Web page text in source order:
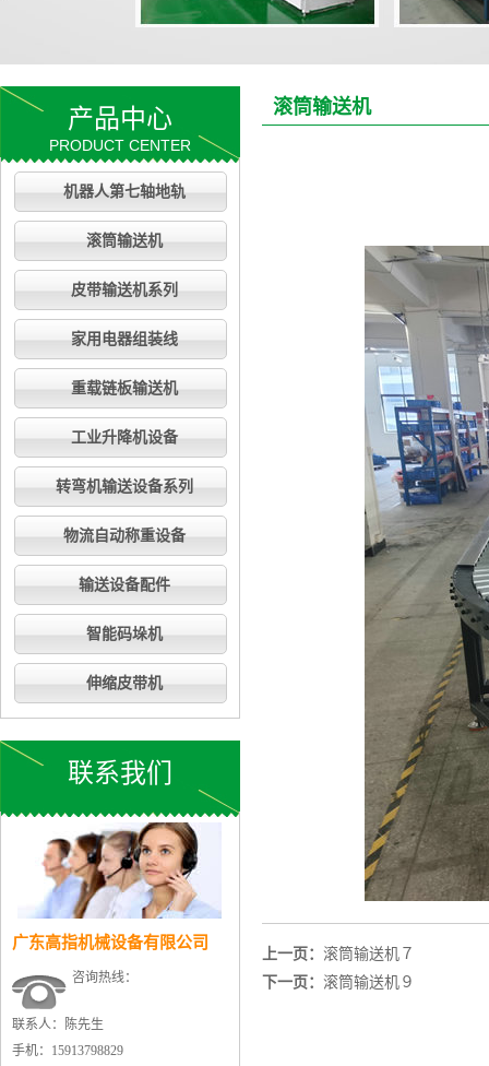
产品中心
PRODUCT CENTER
机器人第七轴地轨
滚筒输送机
皮带输送机系列
家用电器组装线
重载链板输送机
工业升降机设备
转弯机输送设备系列
物流自动称重设备
输送设备配件
智能码垛机
伸缩皮带机
联系我们
广东高指机械设备有限公司
咨询热线：
联系人：陈先生
手机：15913798829
滚筒输送机
上一页： 滚筒输送机７
下一页： 滚筒输送机９